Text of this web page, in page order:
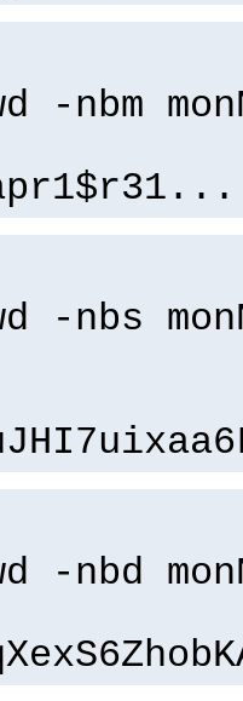
-nbm
-nbs
-nbd